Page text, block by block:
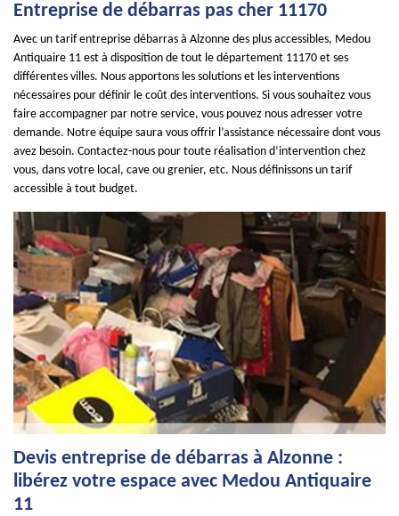
Entreprise de débarras pas cher 11170
Avec un tarif entreprise débarras à Alzonne des plus accessibles, Medou
Antiquaire 11 est à disposition de tout le département 11170 et ses
différentes villes. Nous apportons les solutions et les interventions
nécessaires pour définir le coût des interventions. Si vous souhaitez vous
faire accompagner par notre service, vous pouvez nous adresser votre
demande. Notre équipe saura vous offrir l’assistance nécessaire dont vous
avez besoin. Contactez-nous pour toute réalisation d’intervention chez
vous, dans votre local, cave ou grenier, etc. Nous définissons un tarif
accessible à tout budget.
Devis entreprise de débarras à Alzonne :
libérez votre espace avec Medou Antiquaire
11